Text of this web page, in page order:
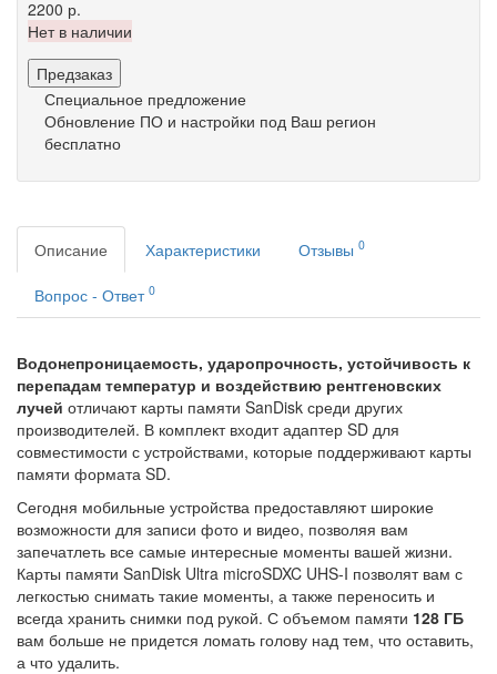
2200 р.
Нет в наличии
Предзаказ
Специальное предложение
Обновление ПО и настройки под Ваш регион
бесплатно
Описание Характеристики Отзывы 0
Вопрос - Ответ 0
Водонепроницаемость, ударопрочность, устойчивость к
перепадам температур и воздействию рентгеновских
лучей отличают карты памяти SanDisk среди других
производителей. В комплект входит адаптер SD для
совместимости с устройствами, которые поддерживают карты
памяти формата SD.
Сегодня мобильные устройства предоставляют широкие
возможности для записи фото и видео, позволяя вам
запечатлеть все самые интересные моменты вашей жизни.
Карты памяти SanDisk Ultra microSDXC UHS-I позволят вам с
легкостью снимать такие моменты, а также переносить и
всегда хранить снимки под рукой. С объемом памяти 128 ГБ
вам больше не придется ломать голову над тем, что оставить,
а что удалить.